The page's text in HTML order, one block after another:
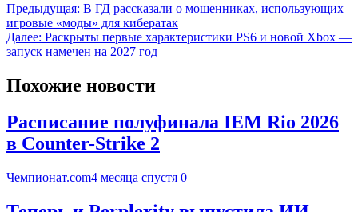
Предыдущая: В ГД рассказали о мошенниках, использующих
игровые «моды» для кибератак
Далее: Раскрыты первые характеристики PS6 и новой Xbox —
запуск намечен на 2027 год
Похожие новости
Расписание полуфинала IEM Rio 2026
в Counter-Strike 2
Чемпионат.com4 месяца спустя 0